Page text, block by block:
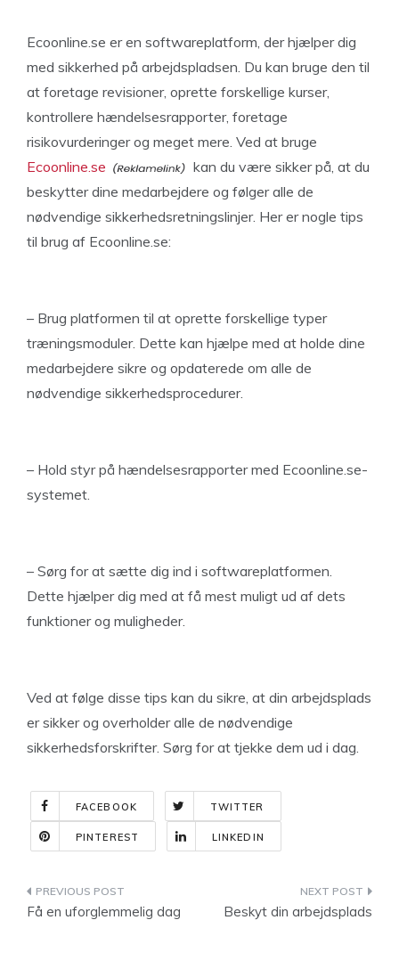
Ecoonline.se er en softwareplatform, der hjælper dig
med sikkerhed på arbejdspladsen. Du kan bruge den til
at foretage revisioner, oprette forskellige kurser,
kontrollere hændelsesrapporter, foretage
risikovurderinger og meget mere. Ved at bruge
Ecoonline.se
kan du være sikker på, at du
beskytter dine medarbejdere og følger alle de
nødvendige sikkerhedsretningslinjer. Her er nogle tips
til brug af Ecoonline.se:
– Brug platformen til at oprette forskellige typer
træningsmoduler. Dette kan hjælpe med at holde dine
medarbejdere sikre og opdaterede om alle de
nødvendige sikkerhedsprocedurer.
– Hold styr på hændelsesrapporter med Ecoonline.se-
systemet.
– Sørg for at sætte dig ind i softwareplatformen.
Dette hjælper dig med at få mest muligt ud af dets
funktioner og muligheder.
Ved at følge disse tips kan du sikre, at din arbejdsplads
er sikker og overholder alle de nødvendige
sikkerhedsforskrifter. Sørg for at tjekke dem ud i dag.
FACEBOOK TWITTER
PINTEREST LINKEDIN
Indlægsnavigation
Få en uforglemmelig dag Beskyt din arbejdsplads